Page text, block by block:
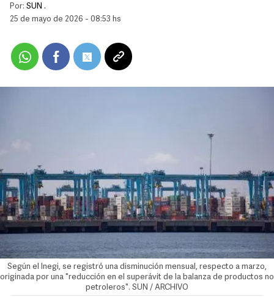
Por: SUN .
25 de mayo de 2026 - 08:53 hs
Según el Inegi, se registró una disminución mensual, respecto a marzo,
originada por una "reducción en el superávit de la balanza de productos no
petroleros". SUN / ARCHIVO